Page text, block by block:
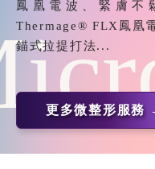
鳳凰電波、緊膚
Thermage® FLX鳳凰
錨式拉提打法...
更多微整形服務